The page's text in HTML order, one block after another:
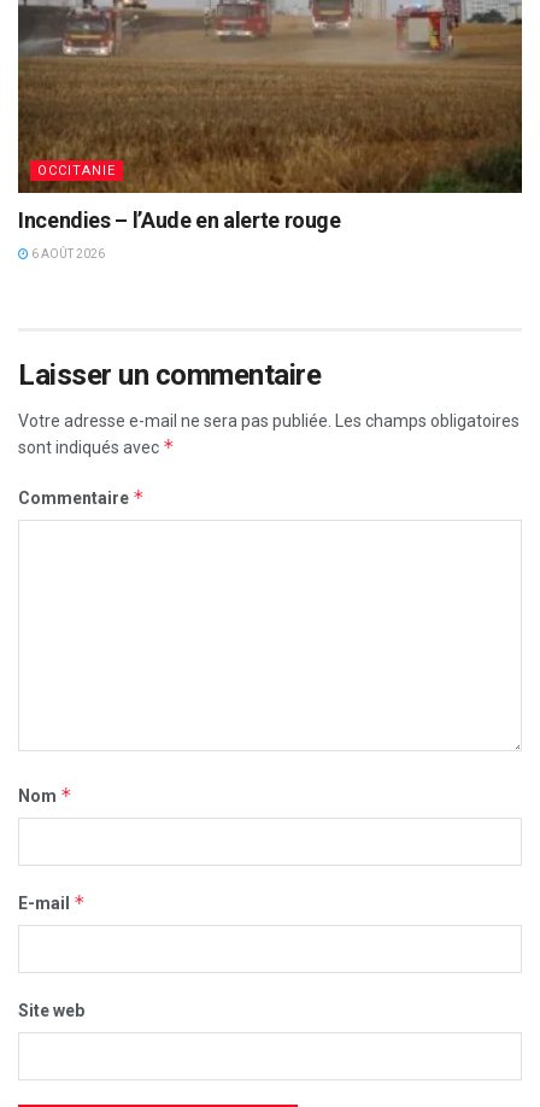
OCCITANIE
Incendies – l’Aude en alerte rouge
6 AOÛT 2026
Laisser un commentaire
Votre adresse e-mail ne sera pas publiée. Les champs obligatoires
sont indiqués avec *
Commentaire *
Nom *
E-mail *
Site web